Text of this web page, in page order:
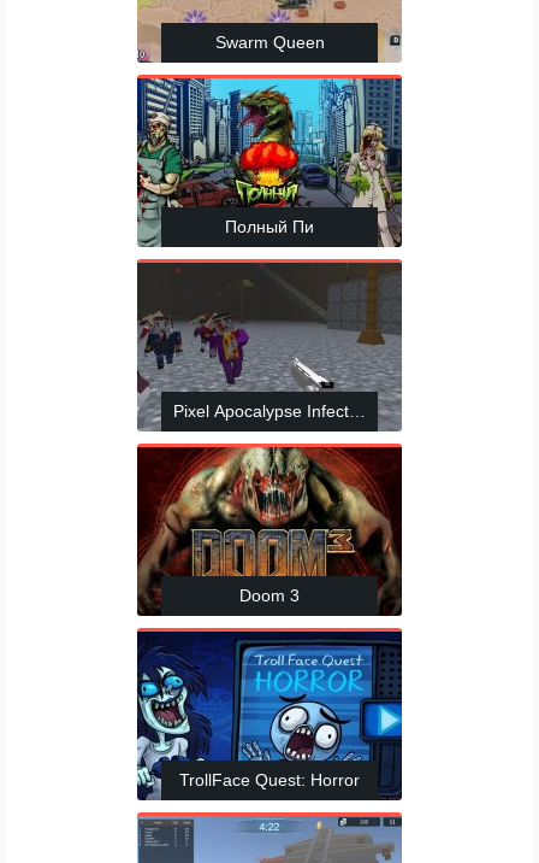
Swarm Queen
Полный Пи
Pixel Apocalypse Infection Bio
Doom 3
TrollFace Quest: Horror